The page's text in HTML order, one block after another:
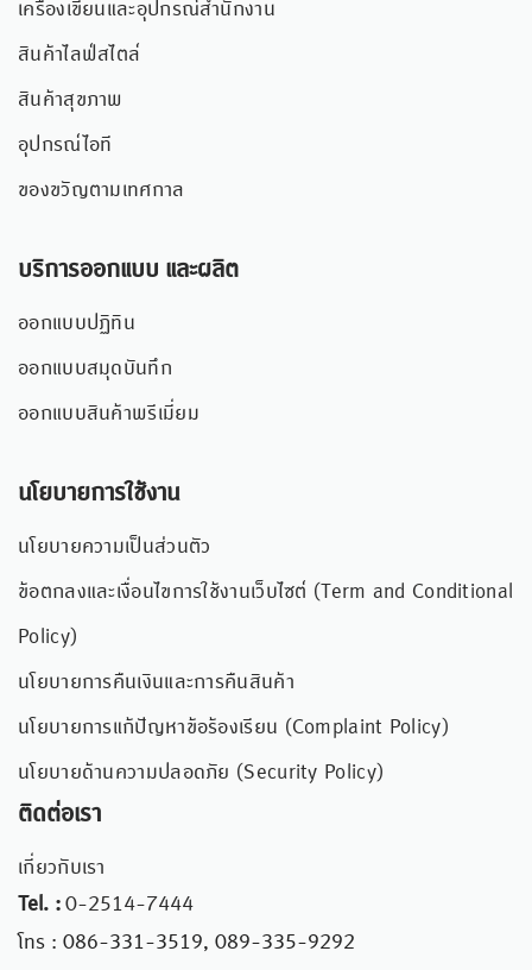
เครื่องเขียนและอุปกรณ์สำนักงาน
สินค้าไลฟ์สไตล์
สินค้าสุขภาพ
อุปกรณ์ไอที
ของขวัญตามเทศกาล
บริการออกแบบ และผลิต
ออกแบบปฏิทิน
ออกแบบสมุดบันทึก
ออกแบบสินค้าพรีเมี่ยม
นโยบายการใช้งาน
นโยบายความเป็นส่วนตัว
ข้อตกลงและเงื่อนไขการใช้งานเว็บไซต์ (Term and Conditional
Policy)
นโยบายการคืนเงินและการคืนสินค้า
นโยบายการแก้ปัญหาข้อร้องเรียน (Complaint Policy)
นโยบายด้านความปลอดภัย (Security Policy)
ติดต่อเรา
เกี่ยวกับเรา
Tel. :0-2514-7444
โทร : 086-331-3519, 089-335-9292